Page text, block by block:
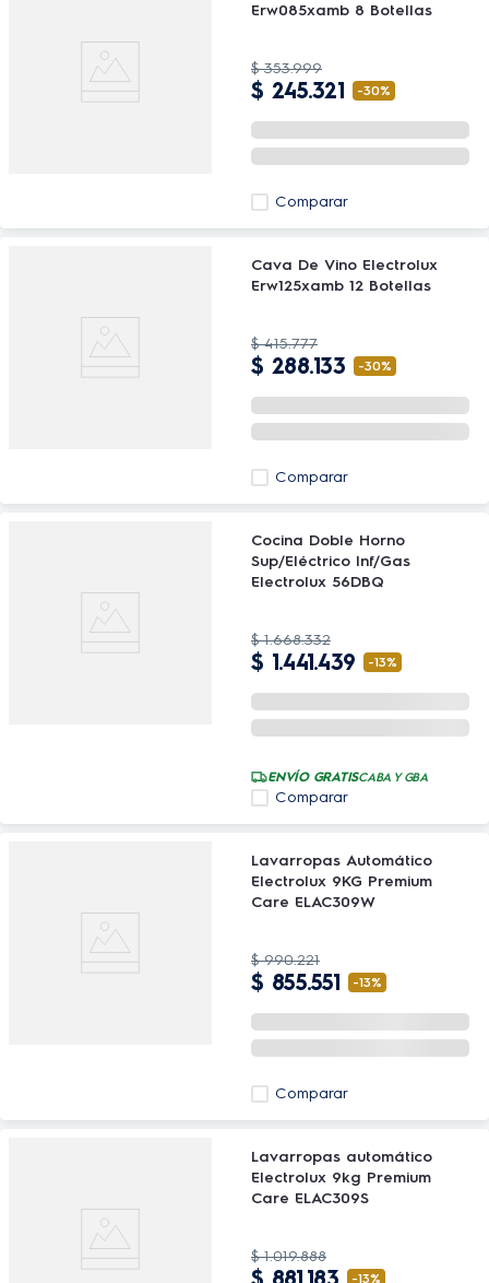
Erw085xamb 8 Botellas
$ 353.999
$ 245.321 -30%
Comparar
Cava De Vino Electrolux
Erw125xamb 12 Botellas
$ 415.777
$ 288.133 -30%
Comparar
Cocina Doble Horno
Sup/Eléctrico Inf/Gas
Electrolux 56DBQ
$ 1.668.332
$ 1.441.439 -13%
ENVÍO GRATISCABA Y GBA
Comparar
Lavarropas Automático
Electrolux 9KG Premium
Care ELAC309W
$ 990.221
$ 855.551 -13%
Comparar
Lavarropas automático
Electrolux 9kg Premium
Care ELAC309S
$ 1.019.888
-13%